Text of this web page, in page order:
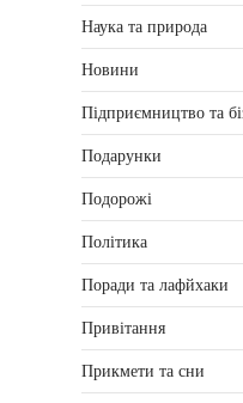
Наука та природа
Новини
Підприємництво та
Подарунки
Подорожі
Політика
Поради та лафйхаки
Привітання
Прикмети та сни